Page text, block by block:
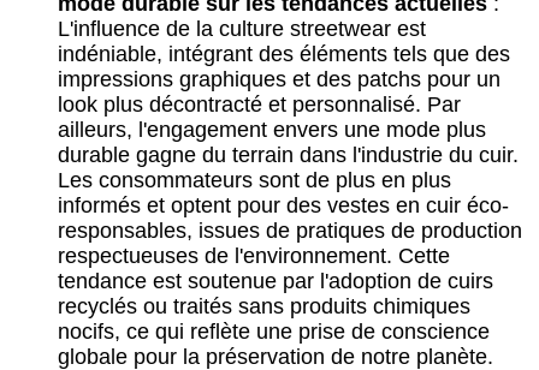
L'influence de la culture streetwear est
indéniable, intégrant des éléments tels que des
impressions graphiques et des patchs pour un
look plus décontracté et personnalisé. Par
ailleurs, l'engagement envers une mode plus
durable gagne du terrain dans l'industrie du cuir.
Les consommateurs sont de plus en plus
informés et optent pour des vestes en cuir éco-
responsables, issues de pratiques de production
respectueuses de l'environnement. Cette
tendance est soutenue par l'adoption de cuirs
recyclés ou traités sans produits chimiques
nocifs, ce qui reflète une prise de conscience
globale pour la préservation de notre planète.